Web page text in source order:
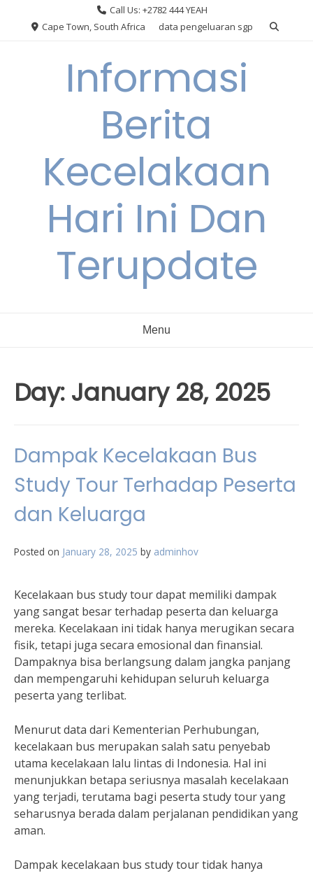
Call Us: +2782 444 YEAH
Cape Town, South Africa
data pengeluaran sgp
Informasi
Berita
Kecelakaan
Hari Ini Dan
Terupdate
Menu
Day: January 28, 2025
Dampak Kecelakaan Bus
Study Tour Terhadap Peserta
dan Keluarga
Posted on January 28, 2025 by adminhov
Kecelakaan bus study tour dapat memiliki dampak
yang sangat besar terhadap peserta dan keluarga
mereka. Kecelakaan ini tidak hanya merugikan secara
fisik, tetapi juga secara emosional dan finansial.
Dampaknya bisa berlangsung dalam jangka panjang
dan mempengaruhi kehidupan seluruh keluarga
peserta yang terlibat.
Menurut data dari Kementerian Perhubungan,
kecelakaan bus merupakan salah satu penyebab
utama kecelakaan lalu lintas di Indonesia. Hal ini
menunjukkan betapa seriusnya masalah kecelakaan
yang terjadi, terutama bagi peserta study tour yang
seharusnya berada dalam perjalanan pendidikan yang
aman.
Dampak kecelakaan bus study tour tidak hanya